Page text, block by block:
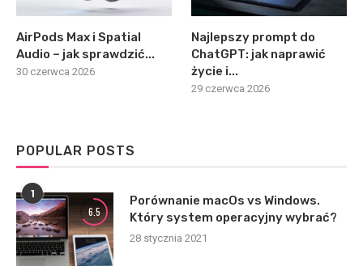
AirPods Max i Spatial
Audio – jak sprawdzić...
30 czerwca 2026
Najlepszy prompt do
ChatGPT: jak naprawić
życie i...
29 czerwca 2026
POPULAR POSTS
1
6.5
Porównanie macOs vs Windows.
Który system operacyjny wybrać?
28 stycznia 2021